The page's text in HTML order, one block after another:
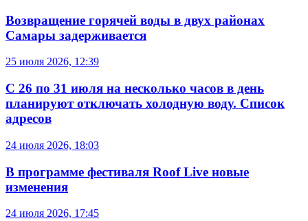
Возвращение горячей воды в двух районах
Самары задерживается
25 июля 2026, 12:39
С 26 по 31 июля на несколько часов в день
планируют отключать холодную воду. Список
адресов
24 июля 2026, 18:03
В программе фестиваля Roof Live новые
изменения
24 июля 2026, 17:45